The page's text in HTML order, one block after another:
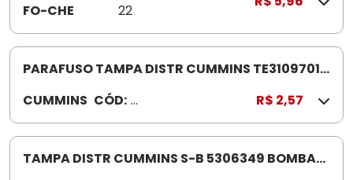
FO-CHE
22
PARAFUSO TAMPA DISTR CUMMINS TE3109701
CUMMINS CÓD: 3
9
0
0
R$ 2,57
TAMPA DISTR CUMMINS S-B 5306349 BOMBA